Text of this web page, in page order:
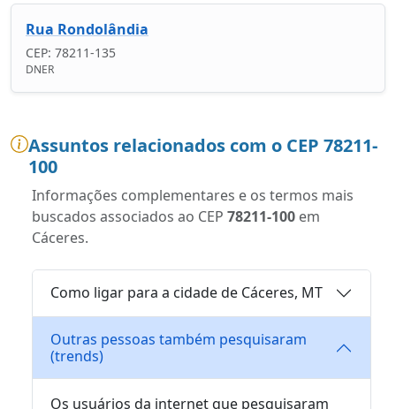
Rua Rondolândia
CEP: 78211-135
DNER
Assuntos relacionados com o CEP 78211-
100
Informações complementares e os termos mais
buscados associados ao CEP 78211-100 em
Cáceres.
Como ligar para a cidade de Cáceres, MT
Outras pessoas também pesquisaram
(trends)
Os usuários da internet que pesquisaram